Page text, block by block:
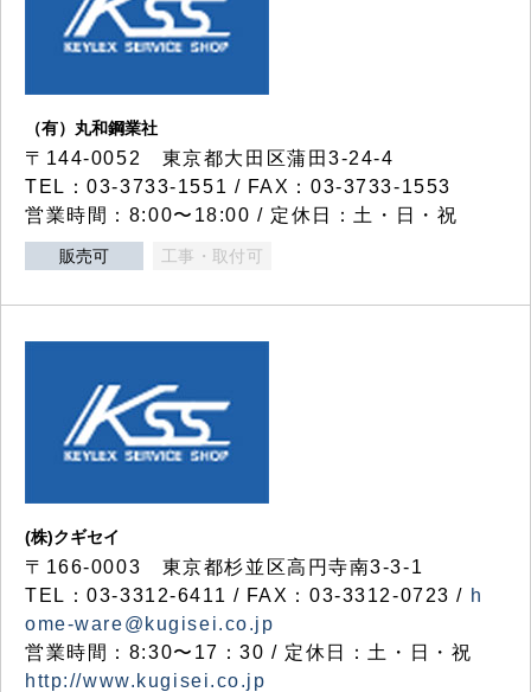
（有）丸和鋼業社
〒144-0052 東京都大田区蒲田3-24-4
TEL：03-3733-1551 / FAX：03-3733-1553
営業時間：8:00〜18:00 / 定休日：土・日・祝
販売可 工事・取付可
(株)クギセイ
〒166-0003 東京都杉並区高円寺南3-3-1
TEL：03-3312-6411 / FAX：03-3312-0723 / h
ome-ware@kugisei.co.jp
営業時間：8:30〜17：30 / 定休日：土・日・祝
http://www.kugisei.co.jp